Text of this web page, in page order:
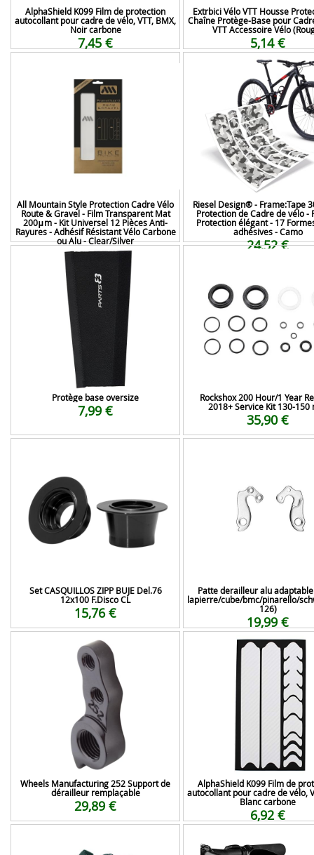
AlphaShield K099 Film de protection
autocollant pour cadre de vélo, VTT, BMX,
Noir carbone
7,45 €
Extrbici Vélo VTT Housse
Chaîne Protège-Base pour
VTT Accessoire Vélo
5,14 €
All Mountain Style Protection Cadre Vélo
Route & Gravel - Film Transparent Mat
200μm - Kit Universel 12 Pièces Anti-
Rayures - Adhésif Résistant Vélo Carbone
ou Alu - Clear/Silver
36,99 €
Riesel Design® - Frame:Tape
Protection de Cadre de vélo -
Protection élégant - 17
adhésives - Camo
24,52 €
Protège base oversize
7,99 €
Rockshox 200 Hour/1 Year
2018+ Service Kit 130-150
35,90 €
Set CASQUILLOS ZIPP BUJE Del.76
12x100 F.Disco CL
15,76 €
Patte derailleur alu
lapierre/cube/bmc/pinarello/
126)
19,99 €
Wheels Manufacturing 252 Support de
dérailleur remplaçable
29,89 €
AlphaShield K099 Film de
autocollant pour cadre de vélo,
Blanc carbone
6,92 €